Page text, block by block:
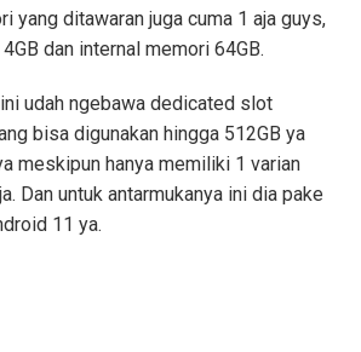
yang ditawaran juga cuma 1 aja guys,
dan internal memori 64GB.
udah ngebawa dedicated slot
bisa digunakan hingga 512GB ya
meskipun hanya memiliki 1 varian
Dan untuk antarmukanya ini dia pake
11 ya.